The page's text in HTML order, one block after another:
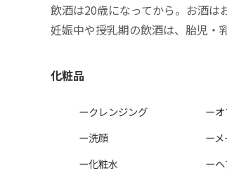
飲酒は20歳になってから。お酒は
妊娠中や授乳期の飲酒は、胎児・
化粧品
ークレンジング
ー洗顔
ー化粧水
ー
ー
ー